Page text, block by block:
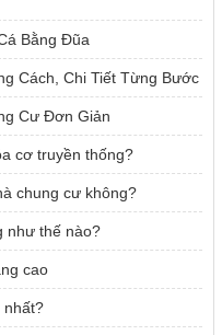
Bằng Đũa
Cách, Chi Tiết Từng Bước
Cư Đơn Giản
cơ truyền thống?
chung cư không?
như thế nào?
cao
nhất?